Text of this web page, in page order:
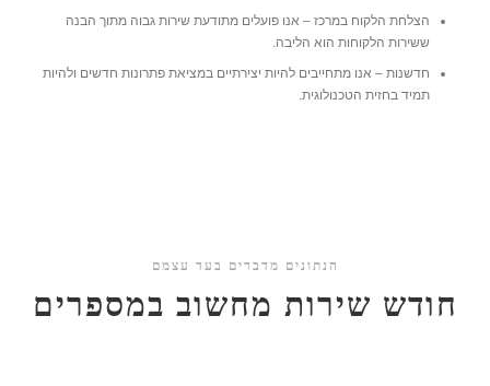
הצלחת הלקוח במרכז – אנו פועלים מתודעת שירות גבוה מתוך הבנה
ששירות הלקוחות הוא הליבה.
חדשנות – אנו מתחייבים להיות יצירתיים במציאת פתרונות חדשים ולהיות
תמיד בחזית הטכנולוגית.
הנתונים מדברים בעד עצמם
חודש שירות מחשוב במספרים